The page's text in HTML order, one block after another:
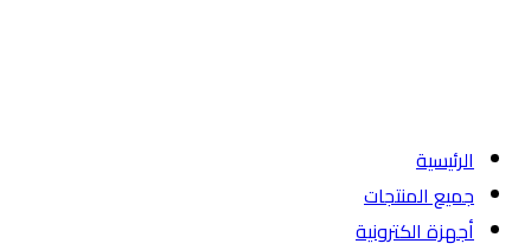
الرئيسية
جميع المنتجات
أجهزة الكترونية